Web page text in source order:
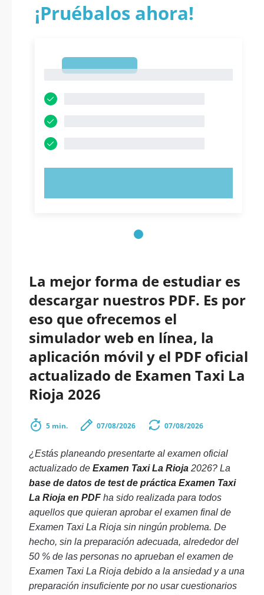
¡Pruébalos ahora!
La mejor forma de estudiar es
descargar nuestros PDF. Es por
eso que ofrecemos el
simulador web en línea, la
aplicación móvil y el PDF oficial
actualizado de Examen Taxi La
Rioja 2026
5 min. 07/08/2026 07/08/2026
¿Estás planeando presentarte al examen oficial
actualizado de Examen Taxi La Rioja 2026? La
base de datos de test de práctica Examen Taxi
La Rioja en PDF ha sido realizada para todos
aquellos que quieran aprobar el examen final de
Examen Taxi La Rioja sin ningún problema. De
hecho, sin la preparación adecuada, alrededor del
50 % de las personas no aprueban el examen de
Examen Taxi La Rioja debido a la ansiedad y a una
preparación insuficiente por no usar cuestionarios